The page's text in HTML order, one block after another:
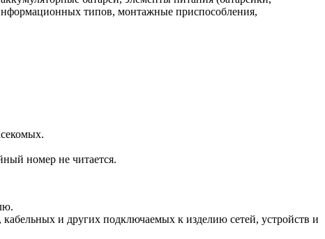
типов, монтажные приспособления,
номер не читается.
и других подключаемых к изделию сетей, устройств и